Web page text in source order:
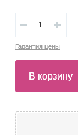
Гарантия цены
В корзину